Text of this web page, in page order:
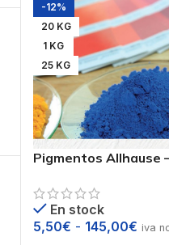
-12%
20 KG
1 KG
25 KG
Pigmentos Allhause
blanco
En stock
5,50€ - 145,00€ iva